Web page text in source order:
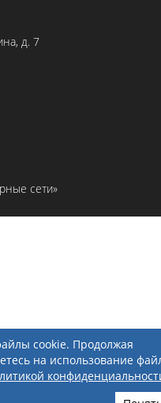
д. 7
сети»
cookie. Продолжая
на использование